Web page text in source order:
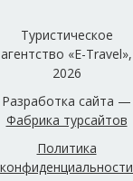
Туристическое
агентство «E-Travel»,
2026
Разработка сайта —
Фабрика турсайтов
Политика
конфиденциальности